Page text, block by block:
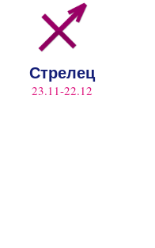
Стрелец
23.11-22.12